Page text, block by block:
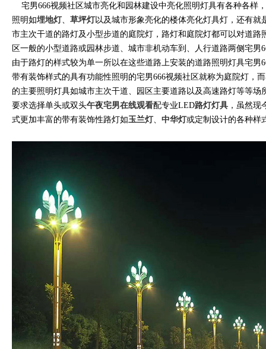
宅男666视频社区城市亮化和园林建设中亮化照明灯具有各种各样
照明如埋地灯、 草坪灯以及城市形象亮化的楼体亮化灯具灯，还有就
市主次干道的路灯及小型步道的庭院灯，路灯和庭院灯都可以对道
区一般的小型道路或园林步道、城市非机动车到、人行道路两侧宅
由于路灯的样式较为单一所以在这些道路上安装的道路照明灯具宅
带有装饰样式的具有功能性照明的宅男666视频社区就称为庭院灯，
的主要照明灯具如城市主次干道、园区主要道路以及高速路灯等等
要求选择单头或双头午夜宅男在线观看配专业LED路灯灯具 ，虽然
式更加丰富的带有装饰性路灯如玉兰灯、 中华灯或定制设计的各种样